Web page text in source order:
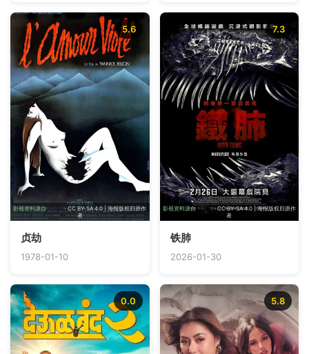
影视资料源自TMDB· CC BY-SA 4.0 | 海报版权归原作
者
5.6
贞劫
1978-01-10
影视资料源自 TMDB· CC BY-SA 4.0 | 海报版权归原作
者
7.3
铁肺
2026-01-30
0.0 5.8